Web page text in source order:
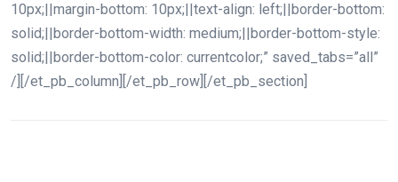
10px;||margin-bottom: 10px;||text-align: left;||border-bottom:
solid;||border-bottom-width: medium;||border-bottom-style:
solid;||border-bottom-color: currentcolor;” saved_tabs=”all”
/][/et_pb_column][/et_pb_row][/et_pb_section]